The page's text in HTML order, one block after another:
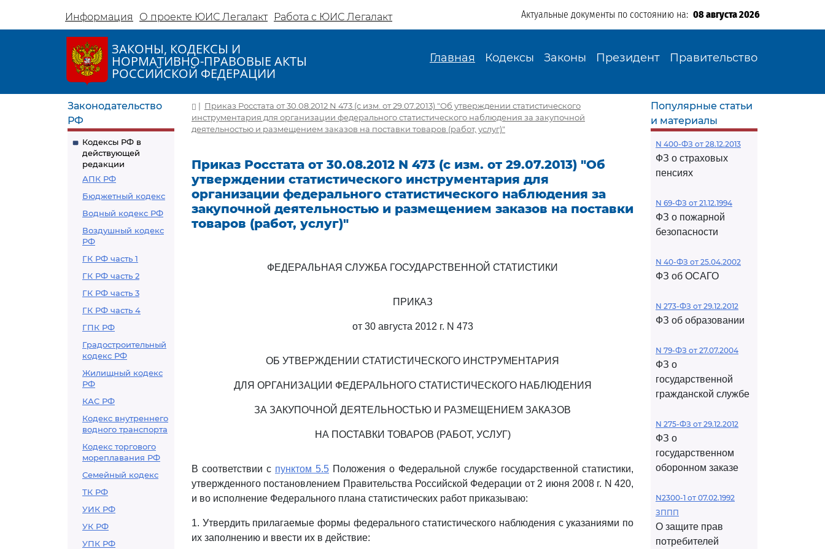
Информация О проекте ЮИС Легалакт Работа с ЮИС Легалакт Актуальные документы по состоянию на: 08 августа 2026
ЗАКОНЫ, КОДЕКСЫ И
НОРМАТИВНО-ПРАВОВЫЕ АКТЫ
РОССИЙСКОЙ ФЕДЕРАЦИИ
Главная Кодексы Законы Президент Правительство
Законодательство
РФ
Кодексы РФ в
действующей
редакции
АПК РФ
Бюджетный кодекс
Водный кодекс РФ
Воздушный кодекс
РФ
ГК РФ часть 1
ГК РФ часть 2
ГК РФ часть 3
ГК РФ часть 4
ГПК РФ
Градостроительный
кодекс РФ
Жилищный кодекс
РФ
КАС РФ
Кодекс внутреннего
водного транспорта
Кодекс торгового
мореплавания РФ
Семейный кодекс
ТК РФ
УИК РФ
УК РФ
УПК РФ
| Приказ Росстата от 30.08.2012 N 473 (с изм. от 29.07.2013) "Об утверждении статистического
инструментария для организации федерального статистического наблюдения за закупочной
деятельностью и размещением заказов на поставки товаров (работ, услуг)"
Приказ Росстата от 30.08.2012 N 473 (с изм. от 29.07.2013) "Об
утверждении статистического инструментария для
организации федерального статистического наблюдения за
закупочной деятельностью и размещением заказов на поставки
товаров (работ, услуг)"
ФЕДЕРАЛЬНАЯ СЛУЖБА ГОСУДАРСТВЕННОЙ СТАТИСТИКИ
ПРИКАЗ
от 30 августа 2012 г. N 473
ОБ УТВЕРЖДЕНИИ СТАТИСТИЧЕСКОГО ИНСТРУМЕНТАРИЯ
ДЛЯ ОРГАНИЗАЦИИ ФЕДЕРАЛЬНОГО СТАТИСТИЧЕСКОГО НАБЛЮДЕНИЯ
ЗА ЗАКУПОЧНОЙ ДЕЯТЕЛЬНОСТЬЮ И РАЗМЕЩЕНИЕМ ЗАКАЗОВ
НА ПОСТАВКИ ТОВАРОВ (РАБОТ, УСЛУГ)
В соответствии с пунктом 5.5 Положения о Федеральной службе государственной статистики,
утвержденного постановлением Правительства Российской Федерации от 2 июня 2008 г. N 420,
и во исполнение Федерального плана статистических работ приказываю:
1. Утвердить прилагаемые формы федерального статистического наблюдения с указаниями по
их заполнению и ввести их в действие:
Популярные статьи
и материалы
N 400-ФЗ от 28.12.2013
ФЗ о страховых
пенсиях
N 69-ФЗ от 21.12.1994
ФЗ о пожарной
безопасности
N 40-ФЗ от 25.04.2002
ФЗ об ОСАГО
N 273-ФЗ от 29.12.2012
ФЗ об образовании
N 79-ФЗ от 27.07.2004
ФЗ о
государственной
гражданской службе
N 275-ФЗ от 29.12.2012
ФЗ о
государственном
оборонном заказе
N2300-1 от 07.02.1992
ЗППП
О защите прав
потребителей